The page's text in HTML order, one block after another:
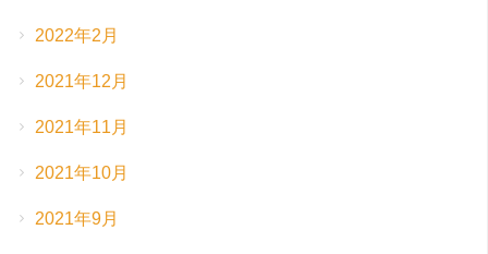
2022年2月
2021年12月
2021年11月
2021年10月
2021年9月